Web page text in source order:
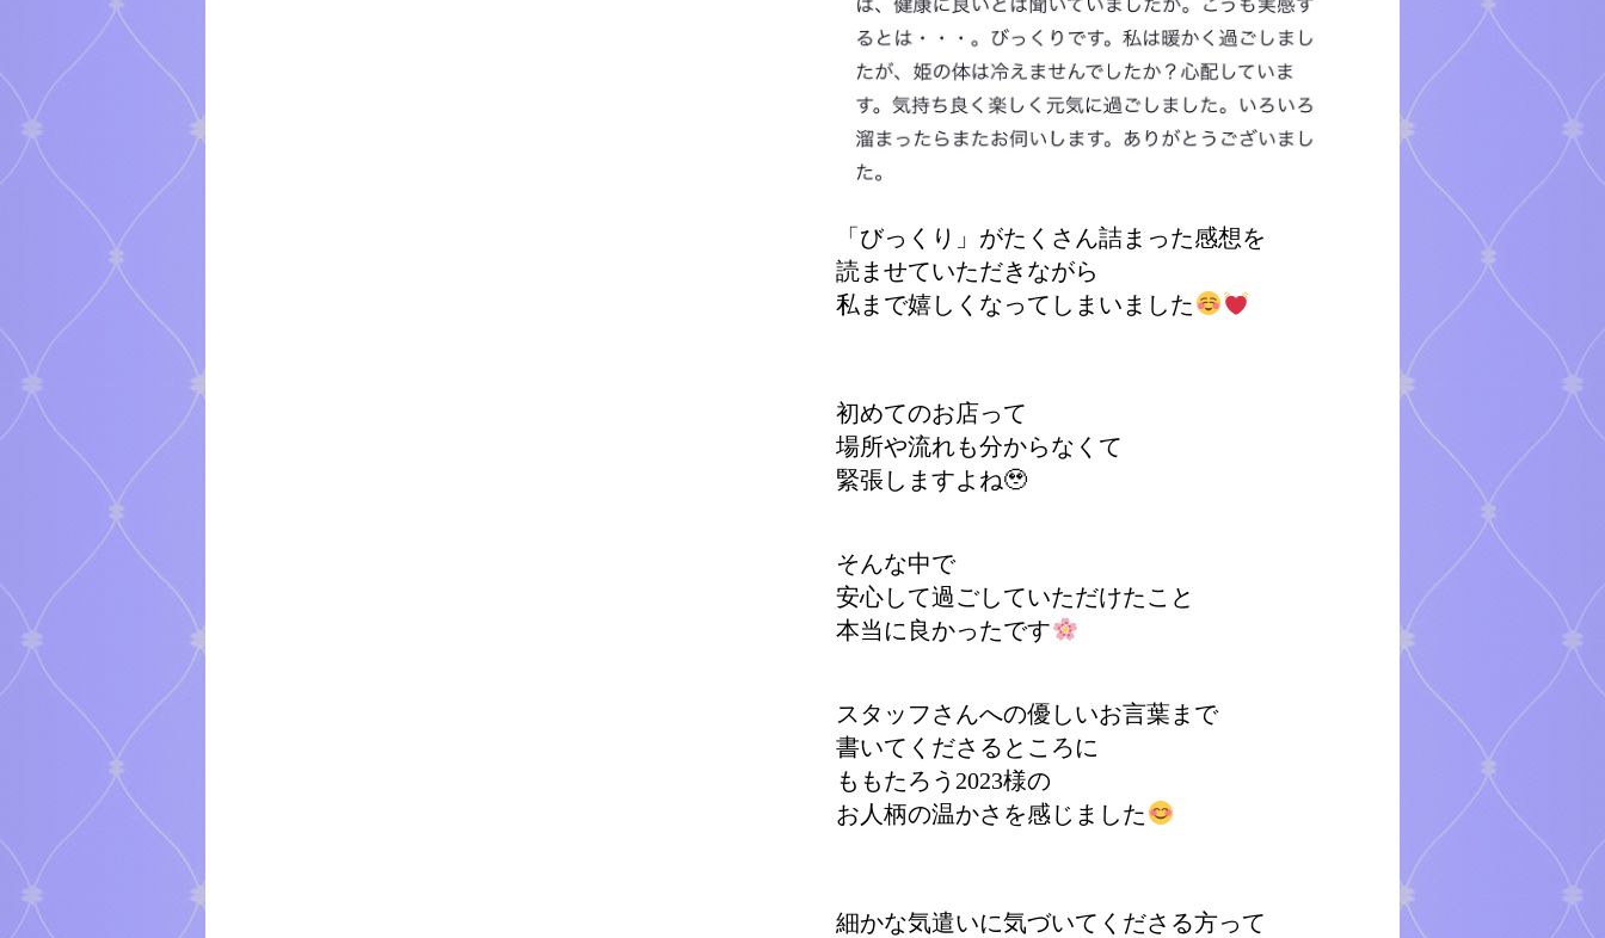
「びっくり」がたくさん詰まった感想を
読ませていただきながら
私まで嬉しくなってしまいました
初めてのお店って
場所や流れも分からなくて
緊張しますよね🥹
そんな中で
安心して過ごしていただけたこと
本当に良かったです
スタッフさんへの優しいお言葉まで
書いてくださるところに
ももたろう2023様の
お人柄の温かさを感じました
細かな気遣いに気づいてくださる方って